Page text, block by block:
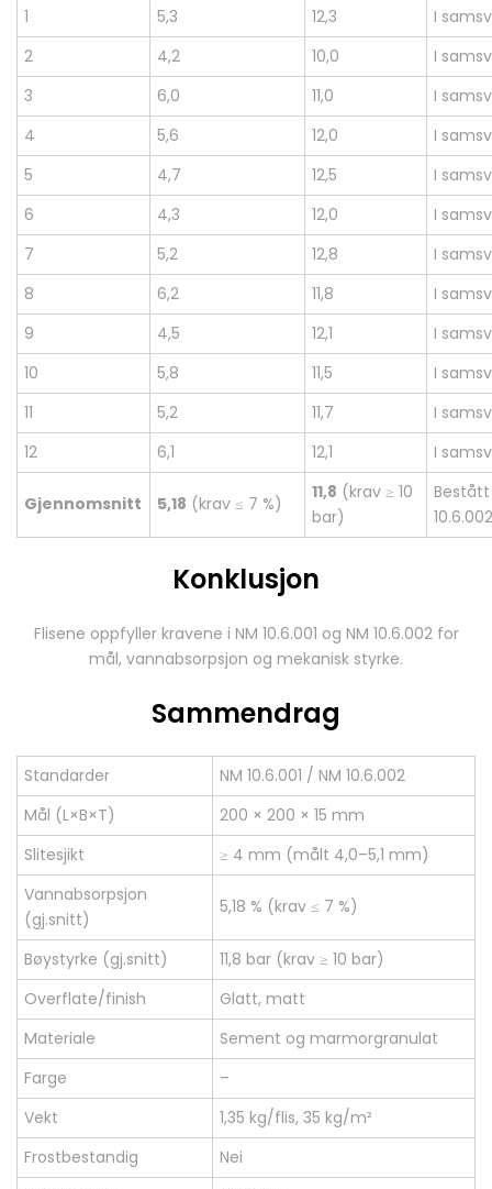
1 5,3 12,3
I
2
4,2 10,0
I
3
6,0 11,0
I
4
5,6 12,0
I
5
4,7 12,5
I
6
4,3 12,0
I
7
5,2 12,8
I
8
6,2 11,8
I
9
4,5 12,1
I
10
5,8 11,5
I
11
5,2 11,7
I
12
6,1 12,1 I
Gjennomsnitt 5,18 (krav ≤ 7 %)
11,8 (krav ≥ 10
bar)
Bestått
Konklusjon
Flisene oppfyller kravene i NM 10.6.001 og NM 10.6.002 for
mål, vannabsorpsjon og mekanisk styrke.
Sammendrag
Standarder
NM 10.6.001 / NM 10.6.002
Mål (L×B×T)
200 × 200 × 15 mm
Slitesjikt
≥ 4 mm (målt 4,0–5,1 mm)
Vannabsorpsjon
(gj.snitt)
5,18 % (krav ≤ 7 %)
Bøystyrke (gj.snitt)
11,8 bar (krav ≥ 10 bar)
Overflate/finish
Glatt, matt
Materiale
Sement og marmorgranulat
Farge
–
Vekt
1,35 kg/flis, 35 kg/m²
Frostbestandig
Nei